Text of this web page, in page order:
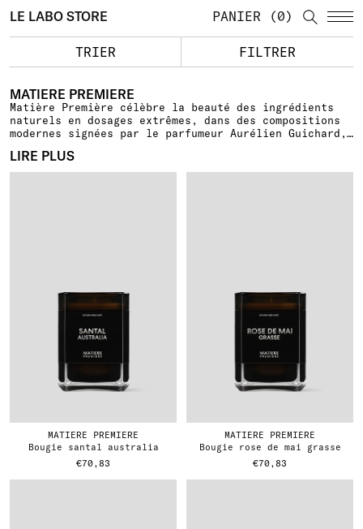
LE LABO STORE PANIER 0
TRIER FILTRER
MATIERE PREMIERE
Matière Première célèbre la beauté des ingrédients
naturels en dosages extrêmes, dans des compositions
modernes signées par le parfumeur Aurélien Guichard,
qualité et l’éthique, sélectionnant des matières
premières rares et biologiques pour offrir un sillage
LIRE PLUS
MATIERE PREMIERE
bougie santal australia
€70,83
MATIERE PREMIERE
bougie rose de mai grasse
€70,83